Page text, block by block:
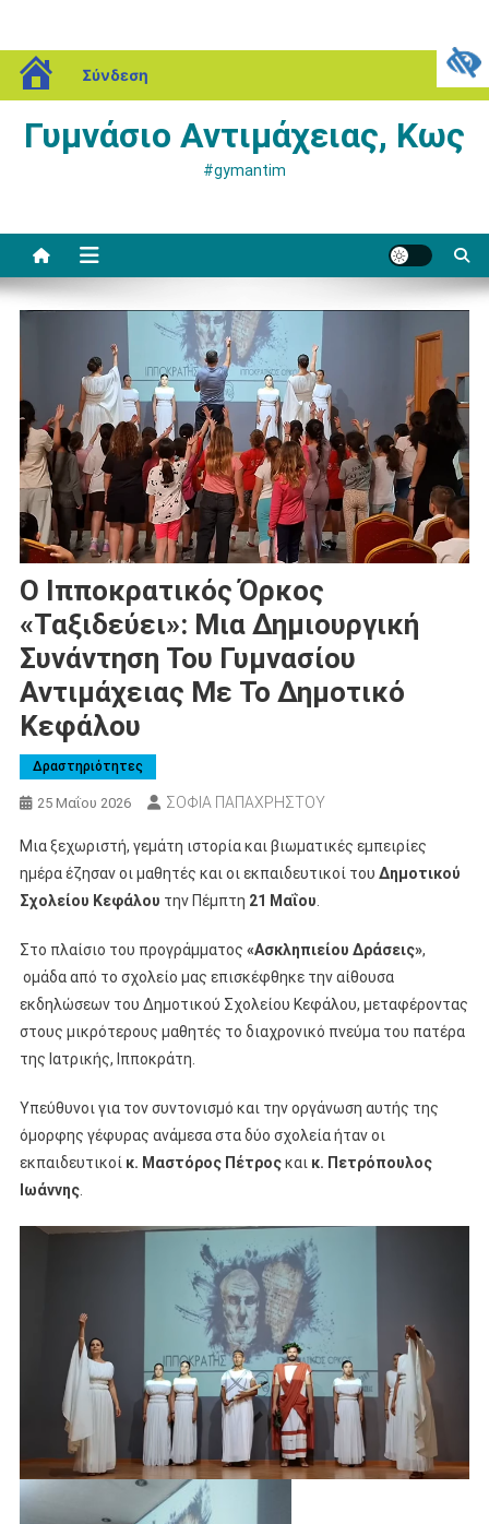
blogs.sch.gr
Σύνδεση
Μεταπηδήστε
στο
Γυμνάσιο Αντιμάχειας, Κως
#gymantim
Ο Ιπποκρατικός Όρκος
«ταξιδεύει»: Μια Δημιουργική
Συνάντηση Του Γυμνασίου
Αντιμάχειας Με Το Δημοτικό
Κεφάλου
Δραστηριότητες
25 Μαΐου 2026 ΣΟΦΙΑ ΠΑΠΑΧΡΗΣΤΟΥ
Μια ξεχωριστή, γεμάτη ιστορία και βιωματικές εμπειρίες
ημέρα έζησαν οι μαθητές και οι εκπαιδευτικοί του Δημοτικού
Σχολείου Κεφάλου την Πέμπτη 21 Μαΐου
Στο πλαίσιο του προγράμματος «Ασκληπιείου Δράσεις»,
ομάδα από το σχολείο μας επισκέφθηκε την αίθουσα
εκδηλώσεων του Δημοτικού Σχολείου Κεφάλου, μεταφέροντας
στους μικρότερους μαθητές το διαχρονικό πνεύμα του πατέρα
της Ιατρικής, Ιπποκράτη.
Υπεύθυνοι για τον συντονισμό και την οργάνωση αυτής της
όμορφης γέφυρας ανάμεσα στα δύο σχολεία ήταν οι
εκπαιδευτικοί κ. Μαστόρος Πέτροςκαι κ. Πετρόπουλος
Ιωάννης.